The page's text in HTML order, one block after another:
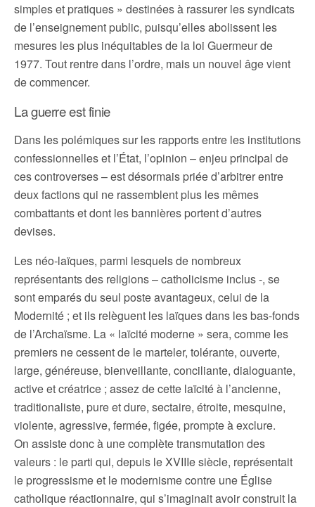
simples et pratiques » destinées à rassurer les syndicats
de l’enseignement public, puisqu’elles abolissent les
mesures les plus inéquitables de la loi Guermeur de
1977. Tout rentre dans l’ordre, mais un nouvel âge vient
de commencer.
La guerre est finie
Dans les polémiques sur les rapports entre les institutions
confessionnelles et l’État, l’opinion – enjeu principal de
ces controverses – est désormais priée d’arbitrer entre
deux factions qui ne rassemblent plus les mêmes
combattants et dont les bannières portent d’autres
devises.
Les néo-laïques, parmi lesquels de nombreux
représentants des religions – catholicisme inclus -, se
sont emparés du seul poste avantageux, celui de la
Modernité ; et ils relèguent les laïques dans les bas-fonds
de l’Archaïsme. La « laïcité moderne » sera, comme les
premiers ne cessent de le marteler, tolérante, ouverte,
large, généreuse, bienveillante, conciliante, dialoguante,
active et créatrice ; assez de cette laïcité à l’ancienne,
traditionaliste, pure et dure, sectaire, étroite, mesquine,
violente, agressive, fermée, figée, prompte à exclure.
On assiste donc à une complète transmutation des
valeurs : le parti qui, depuis le XVIIIe siècle, représentait
le progressisme et le modernisme contre une Église
catholique réactionnaire, qui s’imaginait avoir construit la